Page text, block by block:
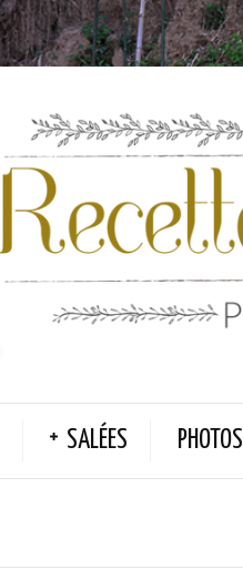
SALÉES PHOTOS